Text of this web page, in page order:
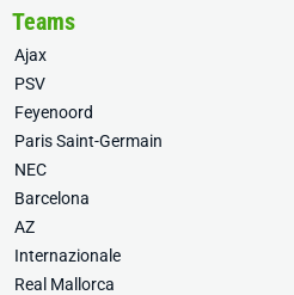
Teams
Ajax
PSV
Feyenoord
Paris Saint-Germain
NEC
Barcelona
AZ
Internazionale
Real Mallorca